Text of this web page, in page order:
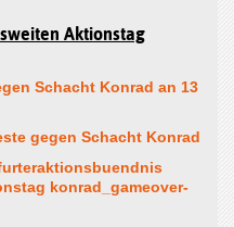
Aktionstag
Schacht Konrad an 13
gegen Schacht Konrad
konrad_gameover-